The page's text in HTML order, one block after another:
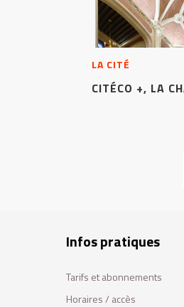
LA CITÉ
CITÉCO +, LA
Infos pratiques
Tarifs et abonnements
Horaires / accès